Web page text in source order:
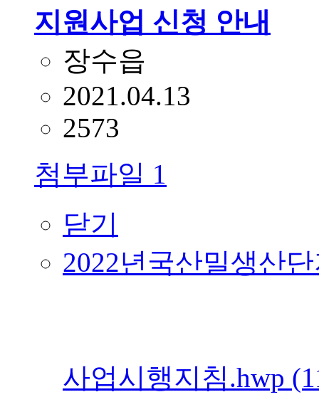
지원사업 신청 안내
장수읍
2021.04.13
2573
첨부파일 1
닫기
2022년국산밀생산
사업시행지침.hwp